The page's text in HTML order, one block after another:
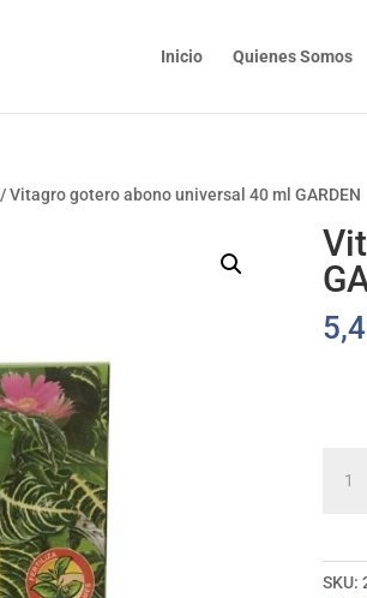
Inicio Quienes Somos
/ Vitagro gotero abono universal 40 ml GARDEN
gotero
SKU: